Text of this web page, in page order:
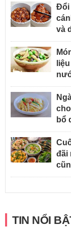
Đổi
và
bổ
đãi
TIN NỔI